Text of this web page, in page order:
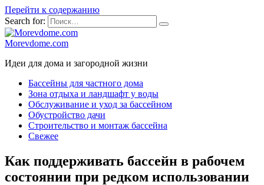
Перейти к содержанию
Search for:
Morevdome.com
Идеи для дома и загородной жизни
Бассейны для частного дома
Зона отдыха и ландшафт у воды
Обслуживание и уход за бассейном
Обустройство дачи
Строительство и монтаж бассейна
Свежее
Как поддерживать бассейн в рабочем
состоянии при редком использовании